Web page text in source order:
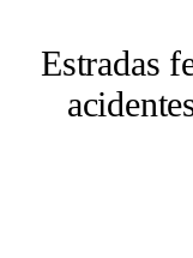
Estradas